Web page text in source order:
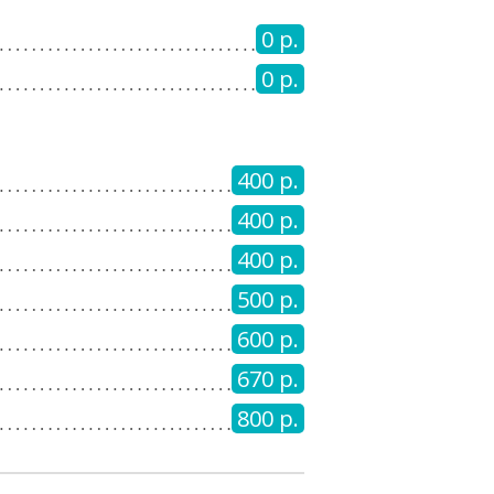
0 р.
0 р.
400 р.
400 р.
400 р.
500 р.
600 р.
670 р.
800 р.